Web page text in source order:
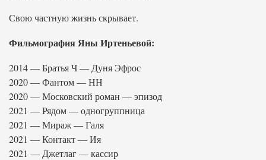
Свою частную жизнь скрывает.
Фильмография Яны Иртеньевой:
2014 — Братья Ч — Дуня Эфрос
2020 — Фантом — НН
2020 — Московский роман — эпизод
2021 — Рядом — одногруппница
2021 — Мираж — Галя
2021 — Контакт — Ия
2021 — Джетлаг — кассир